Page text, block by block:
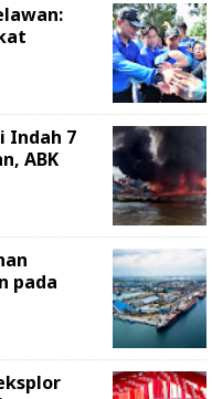
Indah 7
ABK
pada